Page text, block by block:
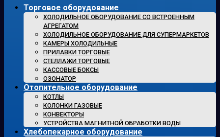
Торговое оборудование
ХОЛОДИЛЬНОЕ ОБОРУДОВАНИЕ СО ВСТРОЕННЫМ
АГРЕГАТОМ
ХОЛОДИЛЬНОЕ ОБОРУДОВАНИЕ ДЛЯ СУПЕРМАРКЕТОВ
КАМЕРЫ ХОЛОДИЛЬНЫЕ
ПРИЛАВКИ ТОРГОВЫЕ
СТЕЛЛАЖИ ТОРГОВЫЕ
КАССОВЫЕ БОКСЫ
ОЗОНАТОР
Отопительное оборудование
КОТЛЫ
КОЛОНКИ ГАЗОВЫЕ
КОНВЕКТОРЫ
УСТРОЙСТВА МАГНИТНОЙ ОБРАБОТКИ ВОДЫ
Хлебопекарное оборудование